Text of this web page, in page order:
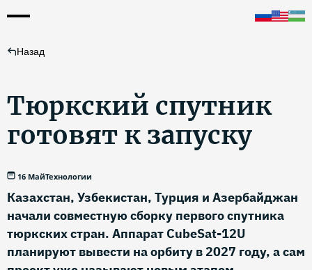
Назад
Тюркский спутник
готовят к запуску
16 МайТехнологии
Казахстан, Узбекистан, Турция и Азербайджан
начали совместную сборку первого спутника
тюркских стран. Аппарат CubeSat-12U
планируют вывести на орбиту в 2027 году, а сам